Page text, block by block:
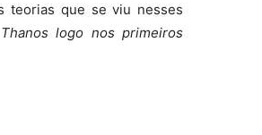
teorias que se viu nesses
logo nos primeiros